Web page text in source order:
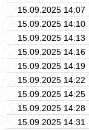
15.09.2025 14:07
15.09.2025 14:10
15.09.2025 14:13
15.09.2025 14:16
15.09.2025 14:19
15.09.2025 14:22
15.09.2025 14:25
15.09.2025 14:28
15.09.2025 14:31